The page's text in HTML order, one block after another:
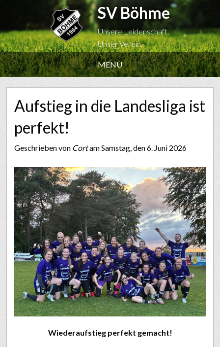
SV Böhme
Unsere Leidenschaft.
Unser Verein.
MENU
Aufstieg in die Landesliga ist
perfekt!
Geschrieben von Cortam Samstag, den 6. Juni 2026
Wiederaufstieg perfekt gemacht!